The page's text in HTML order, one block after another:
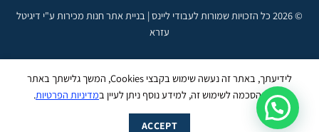
© 2026 כל הזכויות שמורות לעבודי ליינס |
בניית אתר חנות מכירות ע"י דיגיטל
עזרא
לידיעתך, באתר זה נעשה שימוש בקבצי Cookies, המשך גלישתך באתר
מהווה הסכמה לשימוש זה, למידע נוסף ניתן לעיין במדיניות הפרטיות.
ACCEPT